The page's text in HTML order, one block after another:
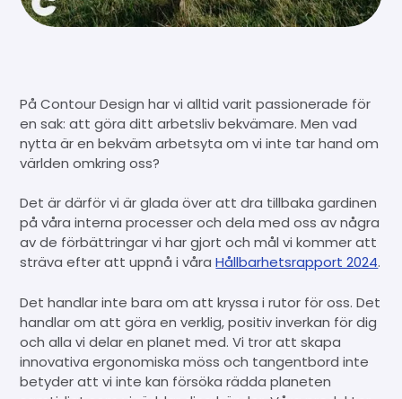
På Contour Design har vi alltid varit passionerade för
en sak: att göra ditt arbetsliv bekvämare. Men vad
nytta är en bekväm arbetsyta om vi inte tar hand om
världen omkring oss?
Det är därför vi är glada över att dra tillbaka gardinen
på våra interna processer och dela med oss av några
av de förbättringar vi har gjort och mål vi kommer att
sträva efter att uppnå i våraHållbarhetsrapport 2024.
Det handlar inte bara om att kryssa i rutor för oss. Det
handlar om att göra en verklig, positiv inverkan för dig
och alla vi delar en planet med. Vi tror att skapa
innovativa ergonomiska möss och tangentbord inte
betyder att vi inte kan försöka rädda planeten